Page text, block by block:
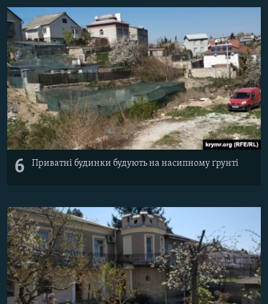
6 Приватні будинки будують на насипному ґрунті